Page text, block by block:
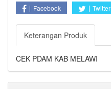
Facebook Twitter
Keterangan Produk
CEK PDAM KAB MELAWI